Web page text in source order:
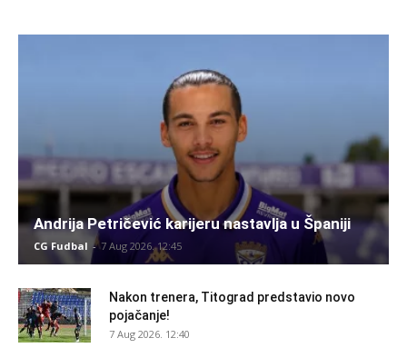
Andrija Petričević karijeru nastavlja u Španiji
CG Fudbal - 7 Aug 2026. 12:45
Nakon trenera, Titograd predstavio novo
pojačanje!
7 Aug 2026. 12:40